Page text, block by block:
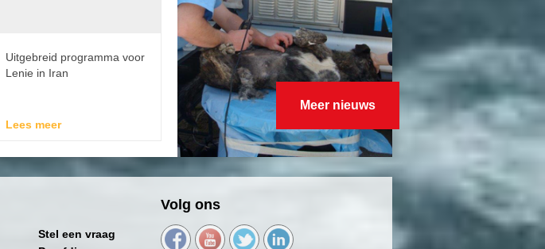
Uitgebreid programma voor
Lenie in Iran
Lees meer
Meer nieuws
Stel een vraag
Volg ons